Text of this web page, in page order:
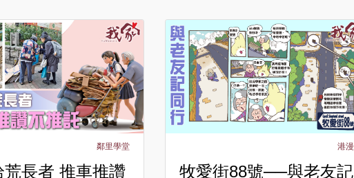
鄰里學堂
荒長者 推車推讚
港漫
牧愛街88號──與老友記